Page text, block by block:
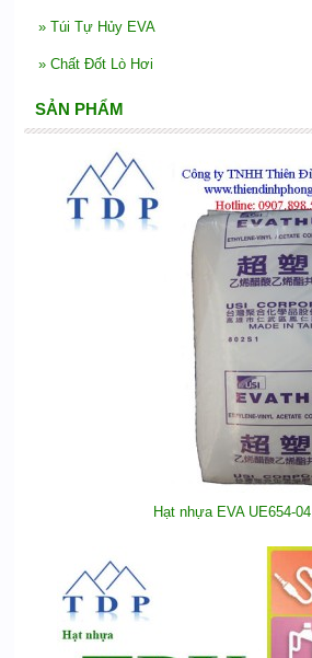
» Túi Tự Hủy EVA
» Chất Đốt Lò Hơi
SẢN PHẨM
Hạt nhựa EVA UE654-04